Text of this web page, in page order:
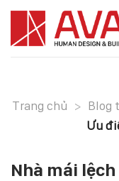
Skip
content
Trang chủ > Blog
Ưu
Nhà mái